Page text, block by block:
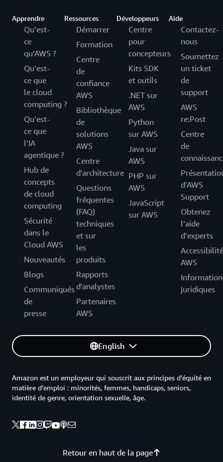
Apprendre
Qu’est-
ce
qu’AWS ?
Qu’est-
ce que
le cloud
computing ?
Qu’est-
ce que
l’IA
agentique ?
Hub de
concepts
de cloud
computing
Sécurité
dans le
Cloud AWS
Nouveautés
Blogs
Communiqués
de
presse
Ressources
Démarrer
Formation
Centre
de
confiance
AWS
Bibliothèque
de
solutions
AWS
Centre
d'architecture
Questions
fréquentes
(FAQ)
techniques
et sur
les
produits
Rapports
d'analystes
Partenaires
AWS
Développeurs
Centre
pour
concepteurs
Kits SDK
et outils
.NET sur
AWS
Python
sur AWS
Java sur
AWS
PHP sur
AWS
JavaScript
sur AWS
Aide
Contactez-
nous
Soumettez
un ticket
de
support
AWS
re:Post
Centre
de
d’AWS
Support
Obtenez
l’aide
d’experts
Accessibilité
AWS
juridiques
English
Retour en haut de la page
Amazon est un employeur qui souscrit aux principes d’équité en
matière d’emploi : minorités, femmes, handicaps, seniors,
identité de genre, orientation sexuelle, âge.